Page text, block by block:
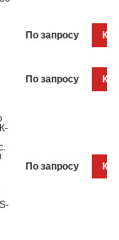
По запросу
По запросу
По запросу